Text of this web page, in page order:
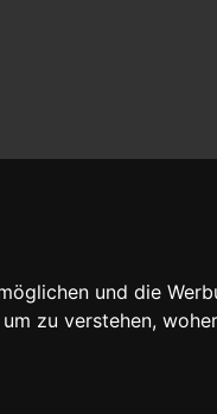
und die
zu verstehen,